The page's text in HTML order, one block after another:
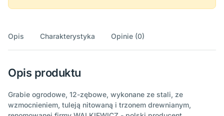
Opis Charakterystyka Opinie (0)
Opis produktu
Grabie ogrodowe, 12-zębowe, wykonane ze stali, ze
wzmocnieniem, tuleją nitowaną i trzonem drewnianym,